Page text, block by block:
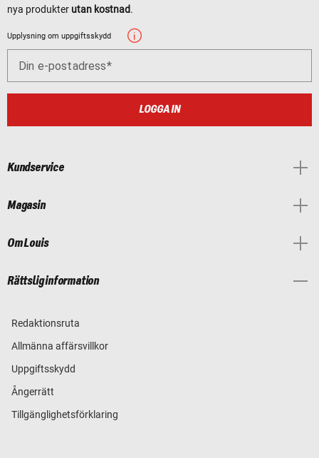
nya produkter utan kostnad.
Upplysning om uppgiftsskydd
Din e-postadress
LOGGA IN
Kundservice
Magasin
Om Louis
Rättslig information
Redaktionsruta
Allmänna affärsvillkor
Uppgiftsskydd
Ångerrätt
Tillgänglighetsförklaring